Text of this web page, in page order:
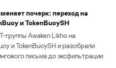
почерк: переход на
и TokenBuoySH
группы Awaken Likho на
и TokenBuoySH и разобрали
письма до эксфильтрации